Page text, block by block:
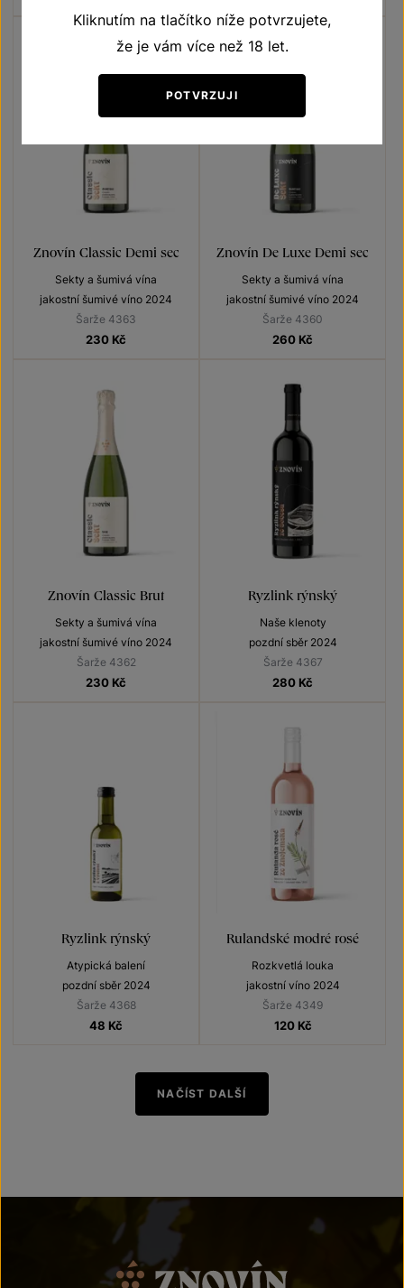
Znovín Classic Demi sec
Sekty a šumivá vína
jakostní šumivé víno 2024
Šarže 4363
230 Kč
Znovín De Luxe Demi sec
Sekty a šumivá vína
jakostní šumivé víno 2024
Šarže 4360
260 Kč
Znovín Classic Brut
Sekty a šumivá vína
jakostní šumivé víno 2024
Šarže 4362
230 Kč
Ryzlink rýnský
Naše klenoty
pozdní sběr 2024
Šarže 4367
280 Kč
Ryzlink rýnský
Atypická balení
pozdní sběr 2024
Šarže 4368
48 Kč
Rulandské modré rosé
Rozkvetlá louka
jakostní víno 2024
Šarže 4349
120 Kč
NAČÍST DALŠÍ
Kliknutím na tlačítko níže potvrzujete,
že je vám více než 18 let.
POTVRZUJI